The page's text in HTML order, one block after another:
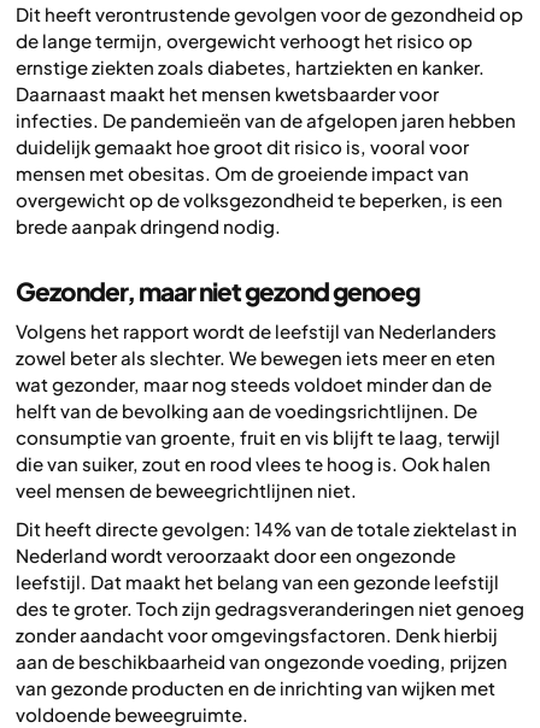
Dit heeft verontrustende gevolgen voor de gezondheid op
de lange termijn, overgewicht verhoogt het risico op
ernstige ziekten zoals diabetes, hartziekten en kanker.
Daarnaast maakt het mensen kwetsbaarder voor
infecties. De pandemieën van de afgelopen jaren hebben
duidelijk gemaakt hoe groot dit risico is, vooral voor
mensen met obesitas. Om de groeiende impact van
overgewicht op de volksgezondheid te beperken, is een
brede aanpak dringend nodig.
Gezonder, maar niet gezond genoeg
Volgens het rapport wordt de leefstijl van Nederlanders
zowel beter als slechter. We bewegen iets meer en eten
wat gezonder, maar nog steeds voldoet minder dan de
helft van de bevolking aan de voedingsrichtlijnen. De
consumptie van groente, fruit en vis blijft te laag, terwijl
die van suiker, zout en rood vlees te hoog is. Ook halen
veel mensen de beweegrichtlijnen niet.
Dit heeft directe gevolgen: 14% van de totale ziektelast in
Nederland wordt veroorzaakt door een ongezonde
leefstijl. Dat maakt het belang van een gezonde leefstijl
des te groter. Toch zijn gedragsveranderingen niet genoeg
zonder aandacht voor omgevingsfactoren. Denk hierbij
aan de beschikbaarheid van ongezonde voeding, prijzen
van gezonde producten en de inrichting van wijken met
voldoende beweegruimte.